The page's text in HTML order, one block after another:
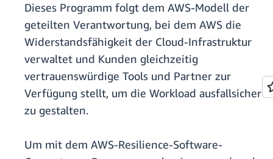
Dieses Programm folgt dem AWS-Modell der
geteilten Verantwortung, bei dem AWS die
Widerstandsfähigkeit der Cloud-Infrastruktur
verwaltet und Kunden gleichzeitig
vertrauenswürdige Tools und Partner zur
Verfügung stellt, um die Workload ausfallsicher
zu gestalten.
Um mit dem AWS-Resilience-Software-